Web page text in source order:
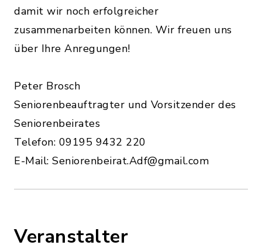
damit wir noch erfolgreicher
zusammenarbeiten können. Wir freuen uns
über Ihre Anregungen!
Peter Brosch
Seniorenbeauftragter und Vorsitzender des
Seniorenbeirates
Telefon: 09195 9432 220
E-Mail: Seniorenbeirat.Adf@gmail.com
Veranstalter